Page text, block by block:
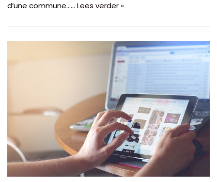
d’une commune…… Lees verder »